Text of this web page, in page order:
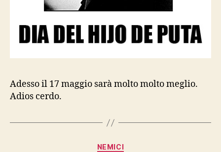
Adesso il 17 maggio sarà molto molto meglio.
Adios cerdo.
Categorie
NEMICI